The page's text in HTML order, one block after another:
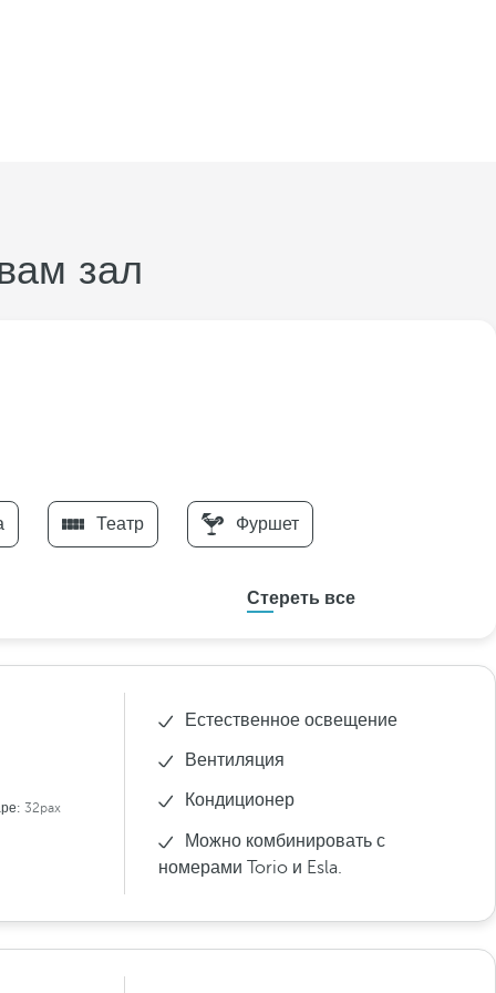
зал
Театр Фуршет
Стереть все
32pax
Естественное освещение
Вентиляция
Кондиционер
Можно комбинировать с
номерами Torio и Esla.